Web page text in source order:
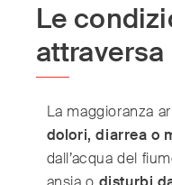
Le
La maggioranza
dolori, diarrea o
dall’acqua del